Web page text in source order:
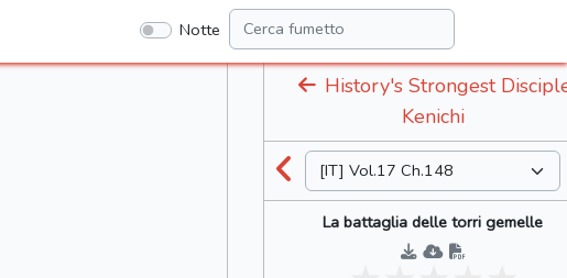
Notte
History's Strongest
Kenichi
La battaglia delle torri gemelle